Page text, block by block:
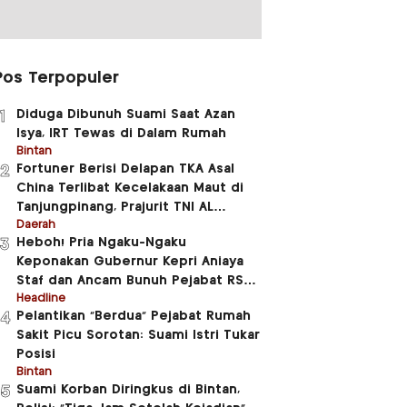
Terpopuler
Diduga Dibunuh Suami Saat Azan
Isya, IRT Tewas di Dalam Rumah
Bintan
Fortuner Berisi Delapan TKA Asal
China Terlibat Kecelakaan Maut di
Tanjungpinang, Prajurit TNI AL
Meninggal Dunia
Daerah
Heboh! Pria Ngaku-Ngaku
Keponakan Gubernur Kepri Aniaya
Staf dan Ancam Bunuh Pejabat RSUD
RAT
Headline
Pelantikan “Berdua” Pejabat Rumah
Sakit Picu Sorotan: Suami Istri Tukar
Posisi
Bintan
Suami Korban Diringkus di Bintan,